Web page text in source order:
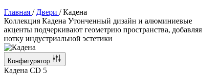
Главная / Двери / Кадена
Коллекция Кадена Утонченный дизайн и алюминиевые
акценты подчеркивают геометрию пространства, добавляя
нотку индустриальной эстетики
Конфигуратор
Кадена CD 5